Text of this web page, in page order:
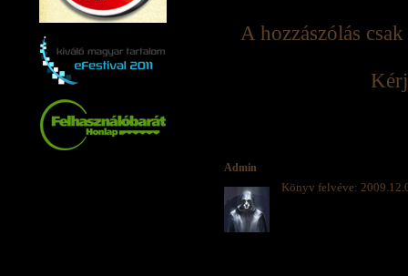
A hozzászólás
Admin
Könyv felvéve: